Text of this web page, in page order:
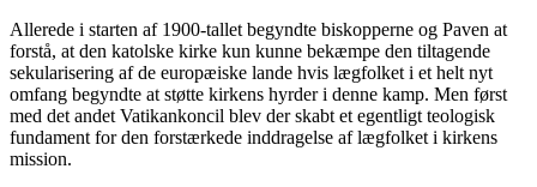
Allerede i starten af 1900-tallet begyndte biskopperne og Paven at
forstå, at den katolske kirke kun kunne bekæmpe den tiltagende
sekularisering af de europæiske lande hvis lægfolket i et helt nyt
omfang begyndte at støtte kirkens hyrder i denne kamp. Men først
med det andet Vatikankoncil blev der skabt et egentligt teologisk
fundament for den forstærkede inddragelse af lægfolket i kirkens
mission.